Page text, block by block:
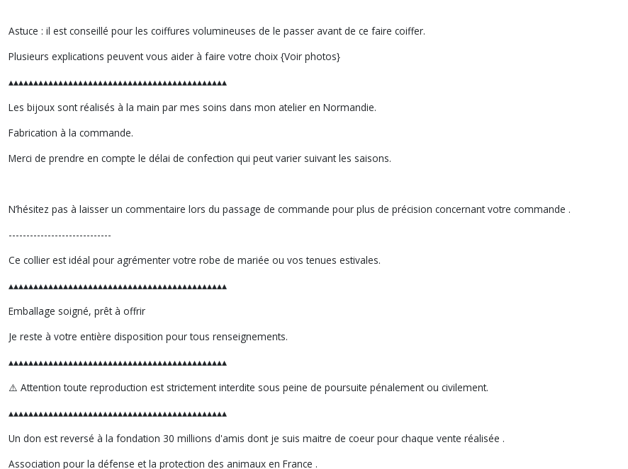
Astuce : il est conseillé pour les coiffures volumineuses de le passer avant de ce faire coiffer.
Plusieurs explications peuvent vous aider à faire votre choix {Voir photos}
▴▴▴▴▴▴▴▴▴▴▴▴▴▴▴▴▴▴▴▴▴▴▴▴▴▴▴▴▴▴▴▴▴▴▴▴▴▴▴▴▴▴▴▴
Les bijoux sont réalisés à la main par mes soins dans mon atelier en Normandie.
Fabrication à la commande.
Merci de prendre en compte le délai de confection qui peut varier suivant les saisons.
N’hésitez pas à laisser un commentaire lors du passage de commande pour plus de précision concernant votre commande .
-----------------------------
Ce collier est idéal pour agrémenter votre robe de mariée ou vos tenues estivales.
▴▴▴▴▴▴▴▴▴▴▴▴▴▴▴▴▴▴▴▴▴▴▴▴▴▴▴▴▴▴▴▴▴▴▴▴▴▴▴▴▴▴▴▴
Emballage soigné, prêt à offrir
Je reste à votre entière disposition pour tous renseignements.
▴▴▴▴▴▴▴▴▴▴▴▴▴▴▴▴▴▴▴▴▴▴▴▴▴▴▴▴▴▴▴▴▴▴▴▴▴▴▴▴▴▴▴▴
⚠️ Attention toute reproduction est strictement interdite sous peine de poursuite pénalement ou civilement.
▴▴▴▴▴▴▴▴▴▴▴▴▴▴▴▴▴▴▴▴▴▴▴▴▴▴▴▴▴▴▴▴▴▴▴▴▴▴▴▴▴▴▴▴
Un don est reversé à la fondation 30 millions d'amis dont je suis maitre de coeur pour chaque vente réalisée .
Association pour la défense et la protection des animaux en France .